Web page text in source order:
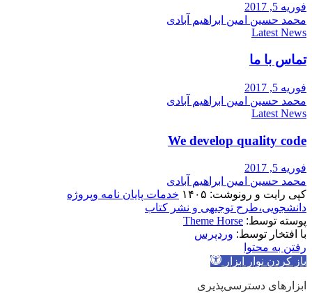
فوریه 5, 2017
محمد حسین امین ابراهیم آبادی
Latest News
تماس با ما
فوریه 5, 2017
محمد حسین امین ابراهیم آبادی
Latest News
We develop quality code
فوریه 5, 2017
محمد حسین امین ابراهیم آبادی
کپی رایت و رونوشت: ۱۴۰۵
خدمات پایان نامه وپروژه
دانشجویی،طرح توجیهی و نشر کتاب
پوسته توسط: Theme Horse
با افتخار توسط: وردپرس
رفتن به محتوا
باز کردن نوار ابزار
ابزارهای دسترسی‌پذیری